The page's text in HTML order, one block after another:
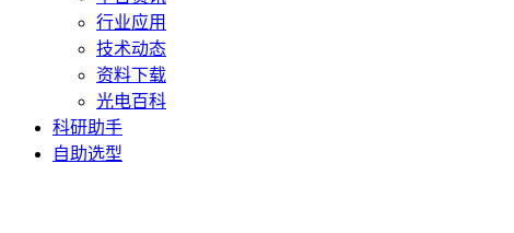
行业应用
技术动态
资料下载
光电百科
科研助手
自助选型